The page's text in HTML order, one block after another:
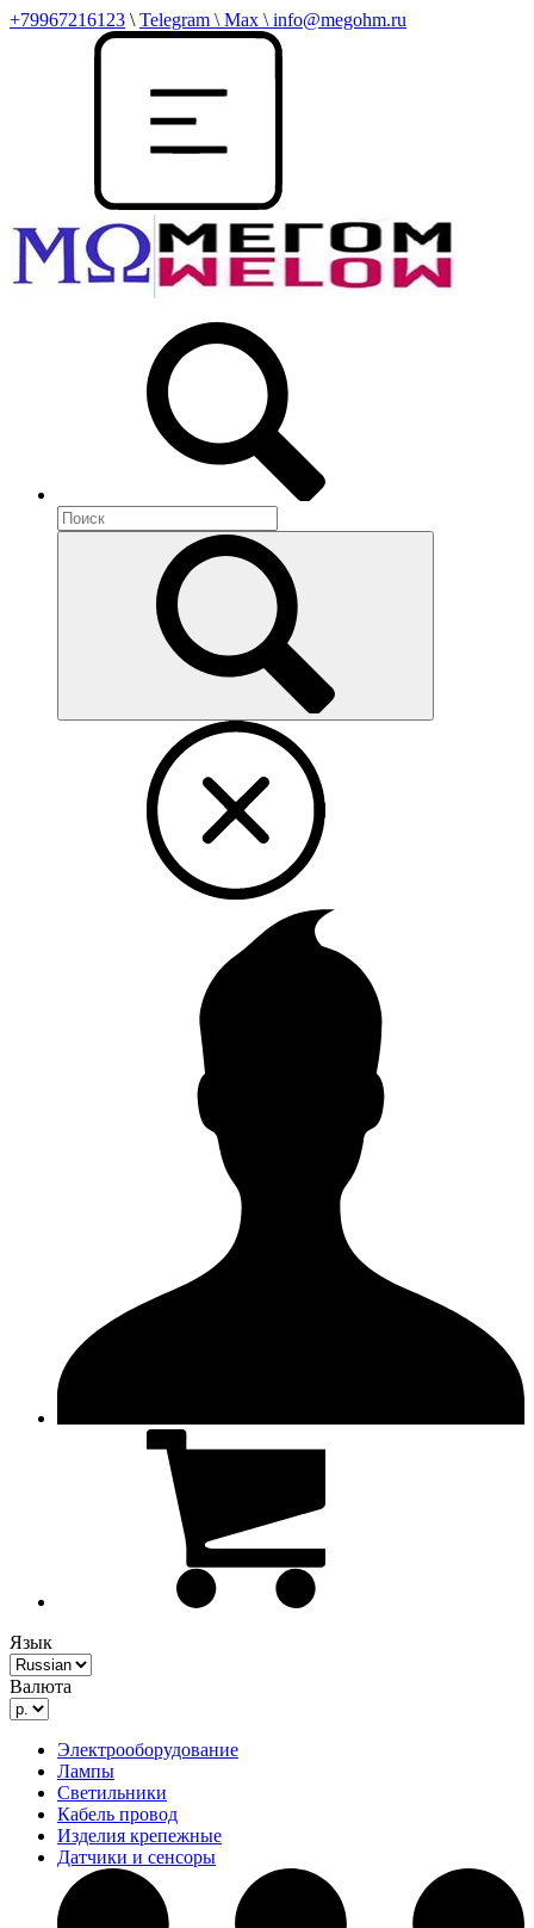
+79967216123 \ Telegram \ Max \ info@megohm.ru
Язык
Валюта
Электрооборудование
Лампы
Светильники
Кабель провод
Изделия крепежные
Датчики и сенсоры